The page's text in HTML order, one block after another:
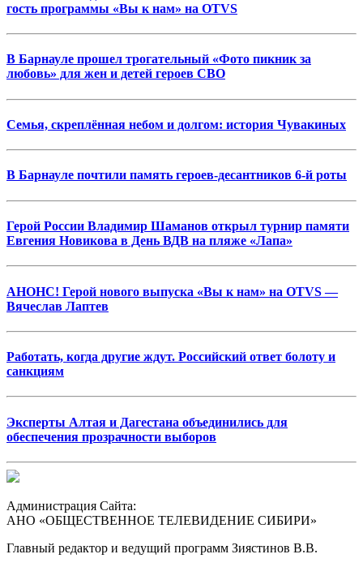
гость программы «Вы к нам» на OTVS
В Барнауле прошел трогательный «Фото пикник за
любовь» для жен и детей героев СВО
Семья, скреплённая небом и долгом: история Чувакиных
В Барнауле почтили память героев-десантников 6-й роты
Герой России Владимир Шаманов открыл турнир памяти
Евгения Новикова в День ВДВ на пляже «Лапа»
АНОНС! Герой нового выпуска «Вы к нам» на OTVS —
Вячеслав Лаптев
Работать, когда другие ждут. Российский ответ болоту и
санкциям
Эксперты Алтая и Дагестана объединились для
обеспечения прозрачности выборов
Администрация Сайта:
АНО «ОБЩЕСТВЕННОЕ ТЕЛЕВИДЕНИЕ СИБИРИ»
Главный редактор и ведущий программ Зиястинов В.В.